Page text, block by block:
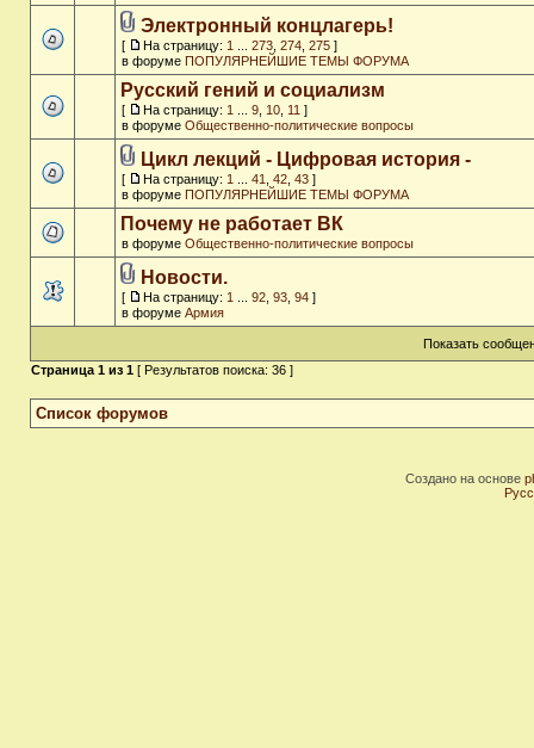
Электронный концлагерь!
[ На страницу: 1 273 274 275 ]
в форуме ПОПУЛЯРНЕЙШИЕ ТЕМЫ ФОРУМА
Русский гений и социализм
[ На страницу: 1 9 10 11 ]
в форуме Общественно-политические вопросы
Цикл лекций - Цифровая история -
[ На страницу: 1 41 42 43 ]
в форуме ПОПУЛЯРНЕЙШИЕ ТЕМЫ ФОРУМА
Почему не работает ВК
в форуме Общественно-политические вопросы
Новости.
[ На страницу: 1 92 93 94 ]
в форуме Армия
Показать
Страница 1 из 1 [ Результатов поиска: 36 ]
Список форумов
Создано на основе